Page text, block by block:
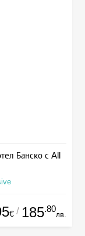
Банско с All
€ / 185.80
лв.